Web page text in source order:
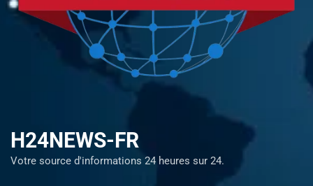
H24NEWS-FR
Votre source d'informations 24 heures sur 24.